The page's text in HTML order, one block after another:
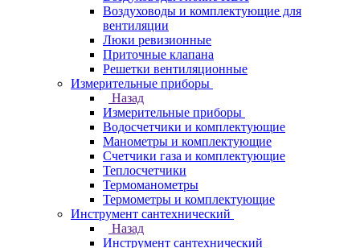
Воздуховоды и комплектующие для
вентиляции
Люки ревизионные
Приточные клапана
Решетки вентиляционные
Измерительные приборы
Назад
Измерительные приборы
Водосчетчики и комплектующие
Манометры и комплектующие
Счетчики газа и комплектующие
Теплосчетчики
Термоманометры
Термометры и комплектующие
Инструмент сантехнический
Назад
Инструмент сантехнический